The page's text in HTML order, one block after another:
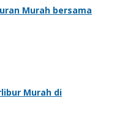
Murah bersama
Murah di